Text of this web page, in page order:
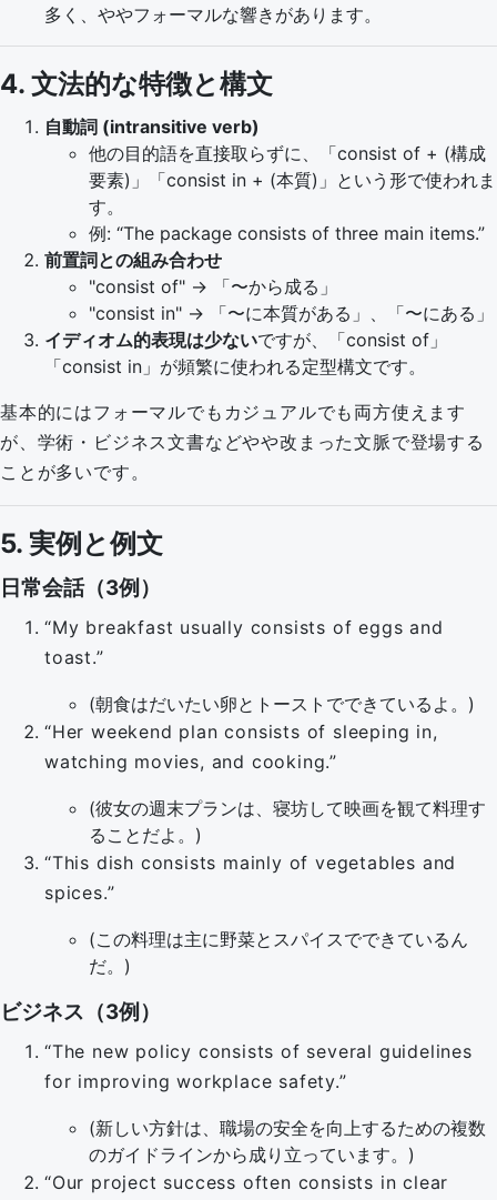
多く、ややフォーマルな響きがあります。
4. 文法的な特徴と構文
自動詞 (intransitive verb)
他の目的語を直接取らずに、「consist of + (構成
要素)」「consist in + (本質)」という形で使われま
す。
例: “The package consists of three main items.”
前置詞との組み合わせ
consist of
→ 「〜から成る」
consist in
→ 「〜に本質がある」、「〜にある」
イディオム的表現は少ないですが、「consist of」
「consist in」が頻繁に使われる定型構文です。
基本的にはフォーマルでもカジュアルでも両方使えます
が、学術・ビジネス文書などやや改まった文脈で登場する
ことが多いです。
5. 実例と例文
日常会話（3例）
“My breakfast usually consists of eggs and
toast.”
(朝食はだいたい卵とトーストでできているよ。)
“Her weekend plan consists of sleeping in,
watching movies, and cooking.”
(彼女の週末プランは、寝坊して映画を観て料理す
ることだよ。)
“This dish consists mainly of vegetables and
spices.”
(この料理は主に野菜とスパイスでできているん
だ。)
ビジネス（3例）
“The new policy consists of several guidelines
for improving workplace safety.”
(新しい方針は、職場の安全を向上するための複数
のガイドラインから成り立っています。)
“Our project success often consists in clear